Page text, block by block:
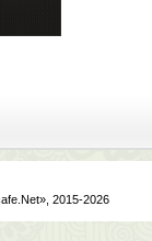
2015-2026